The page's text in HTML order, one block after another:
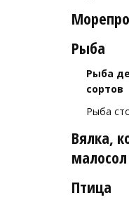
Красная
Кальмары
Крабы
Мидии
Рыба
Рыба
сортов
Рыба
Вялка,
малосол
Икра
Птица